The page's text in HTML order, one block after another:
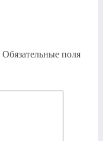
Обязательные поля